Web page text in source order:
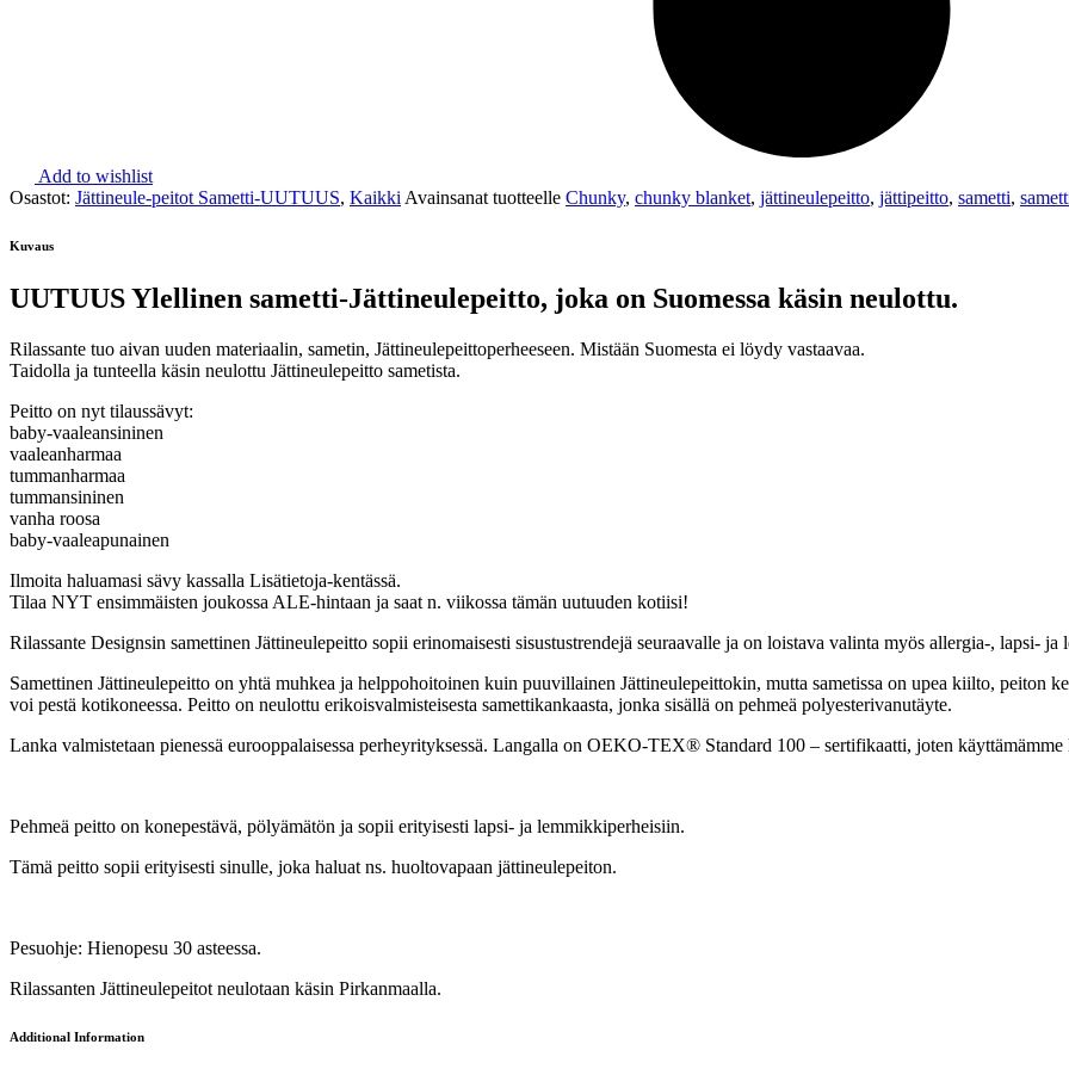
Add to wishlist
Osastot: Jättineule-peitot Sametti-UUTUUS, Kaikki Avainsanat tuotteelle Chunky, chunky blanket, jättineulepeitto, jättipeitto, sametti,
Kuvaus
UUTUUS Ylellinen sametti-Jättineulepeitto, joka on Suomessa käsin neulottu.
Rilassante tuo aivan uuden materiaalin, sametin, Jättineulepeittoperheeseen. Mistään Suomesta ei löydy vastaavaa.
Taidolla ja tunteella käsin neulottu Jättineulepeitto sametista.
Peitto on nyt tilaussävyt:
baby-vaaleansininen
vaaleanharmaa
tummanharmaa
tummansininen
vanha roosa
baby-vaaleapunainen
Ilmoita haluamasi sävy kassalla Lisätietoja-kentässä.
Tilaa NYT ensimmäisten joukossa ALE-hintaan ja saat n. viikossa tämän uutuuden kotiisi!
Rilassante Designsin samettinen Jättineulepeitto sopii erinomaisesti sisustustrendejä seuraavalle ja on loistava valinta myös allergia-, lapsi-
Samettinen Jättineulepeitto on yhtä muhkea ja helppohoitoinen kuin puuvillainen Jättineulepeittokin, mutta sametissa on upea kiilto, peiton
voi pestä kotikoneessa. Peitto on neulottu erikoisvalmisteisesta samettikankaasta, jonka sisällä on pehmeä polyesterivanutäyte.
Lanka valmistetaan pienessä eurooppalaisessa perheyrityksessä. Langalla on OEKO-TEX® Standard 100 – sertifikaatti, joten käyttämämme
Pehmeä peitto on konepestävä, pölyämätön ja sopii erityisesti lapsi- ja lemmikkiperheisiin.
Tämä peitto sopii erityisesti sinulle, joka haluat ns. huoltovapaan jättineulepeiton.
Pesuohje: Hienopesu 30 asteessa.
Rilassanten Jättineulepeitot neulotaan käsin Pirkanmaalla.
Additional Information